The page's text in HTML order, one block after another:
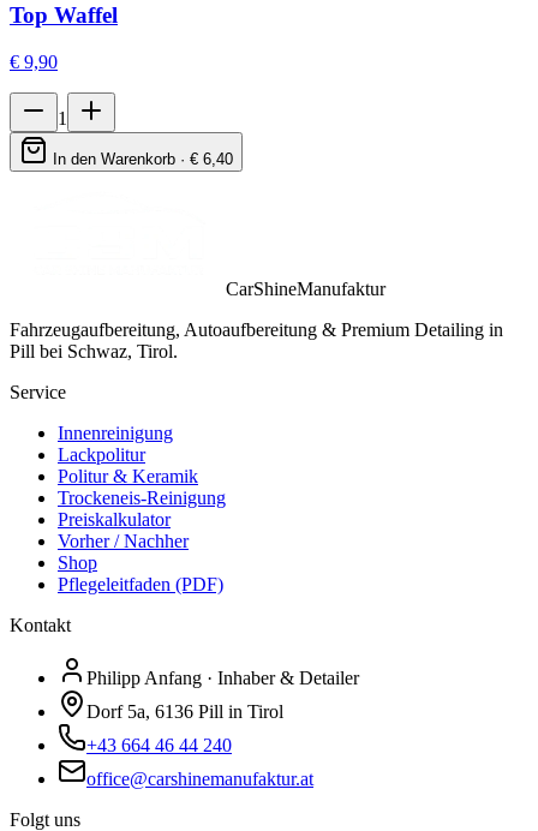
Top Waffel
€ 9,90
1
In den Warenkorb · € 6,40
CarShineManufaktur
Fahrzeugaufbereitung, Autoaufbereitung & Premium Detailing in
Pill bei Schwaz, Tirol.
Service
Innenreinigung
Lackpolitur
Politur & Keramik
Trockeneis-Reinigung
Preiskalkulator
Vorher / Nachher
Shop
Pflegeleitfaden (PDF)
Kontakt
Philipp Anfang · Inhaber & Detailer
Dorf 5a, 6136 Pill in Tirol
+43 664 46 44 240
office@carshinemanufaktur.at
Folgt uns